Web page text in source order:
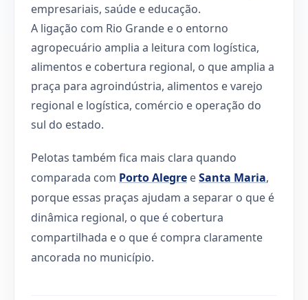
empresariais, saúde e educação.
A ligação com Rio Grande e o entorno
agropecuário amplia a leitura com logística,
alimentos e cobertura regional, o que amplia a
praça para agroindústria, alimentos e varejo
regional e logística, comércio e operação do
sul do estado.
Pelotas também fica mais clara quando
comparada com Porto Alegre eSanta Maria,
porque essas praças ajudam a separar o que é
dinâmica regional, o que é cobertura
compartilhada e o que é compra claramente
ancorada no município.